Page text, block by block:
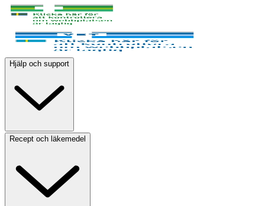
Hjälp och support
Recept och läkemedel